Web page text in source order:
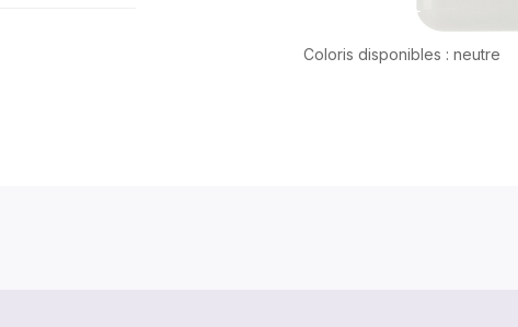
Coloris disponibles : neutre